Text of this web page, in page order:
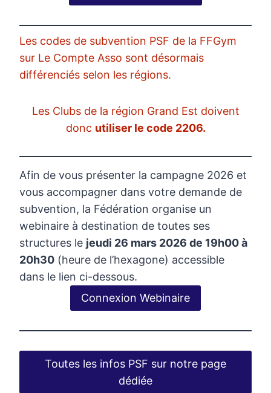
Les codes de subvention PSF de la FFGym
sur Le Compte Asso sont désormais
différenciés selon les régions.
Les Clubs de la région Grand Est doivent
donc utiliser le code 2206.
Afin de vous présenter la campagne 2026 et
vous accompagner dans votre demande de
subvention, la Fédération organise un
webinaire à destination de toutes ses
structures le jeudi 26 mars 2026 de 19h00 à
20h30 (heure de l’hexagone) accessible
dans le lien ci-dessous.
Connexion Webinaire
Toutes les infos PSF sur notre page
dédiée